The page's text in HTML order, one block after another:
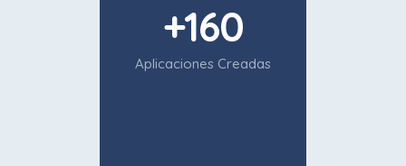
+160
Aplicaciones Creadas